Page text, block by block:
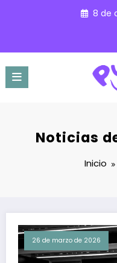
8 de
Noticias
Inicio
26 de marzo de 2026